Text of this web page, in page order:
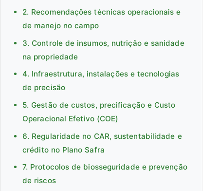
2. Recomendações técnicas operacionais e
de manejo no campo
3. Controle de insumos, nutrição e sanidade
na propriedade
4. Infraestrutura, instalações e tecnologias
de precisão
5. Gestão de custos, precificação e Custo
Operacional Efetivo (COE)
6. Regularidade no CAR, sustentabilidade e
crédito no Plano Safra
7. Protocolos de biosseguridade e prevenção
de riscos